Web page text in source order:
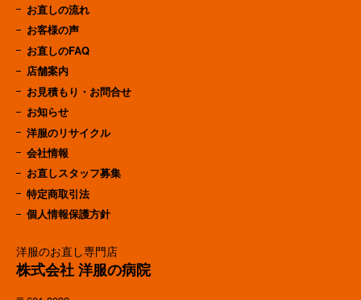
洋服のお直し専門店
株式会社 洋服の病院
お直しの流れ
お客様の声
お直しのFAQ
店舗案内
お見積もり・お問合せ
お知らせ
洋服のリサイクル
会社情報
お直しスタッフ募集
特定商取引法
個人情報保護方針